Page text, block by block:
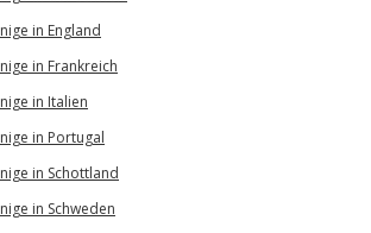
in England
in Frankreich
in Italien
in Portugal
in Schottland
in Schweden